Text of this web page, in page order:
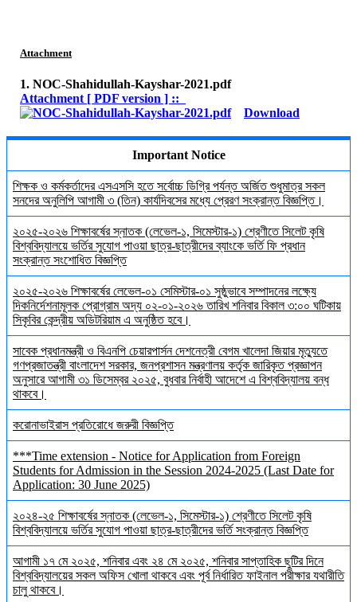
Attachment
1. NOC-Shahidullah-Kayshar-2021.pdf
Attachment [ PDF version ] ::
Download
Important Notice
শিক্ষক ও কর্মকর্তাদের এসএসসি হতে সর্বোচ্চ ডিগ্রি পর্যন্ত অর্জিত শুধুমাত্র সকল
সনদের অনুলিপি আগামী ৩ (তিন) কার্যদিবসের মধ্যে প্রেরণ সংক্রান্ত বিজ্ঞপ্তি।
২০২৫-২০২৬ শিক্ষাবর্ষের স্নাতক (লেভেল-১, সিমেস্টার-১) শ্রেণীতে সিলেট কৃষি
বিশ্ববিদ্যালয়ে ভর্তির সুযোগ পাওয়া ছাত্র-ছাত্রীদের ব্যাংকে ভর্তি ফি প্রধান
সংক্রান্ত সংশোধিত বিজ্ঞপ্তি
২০২৫-২০২৬ শিক্ষাবর্ষের লেভেল-০১ সেমিস্টার-০১ সুষ্ঠুভাবে সম্পাদনের লক্ষ্যে
দিকনির্দেশনামূলক প্রোগ্রাম অদ্য ০২-০১-২০২৬ তারিখ শনিবার বিকাল ৩:০০ ঘটিকায়
সিকৃবির কেন্দ্রীয় অডিটরিয়াম এ অনুষ্ঠিত হবে।
সাবেক প্রধানমন্ত্রী ও বিএনপি চেয়ারপার্সন দেশনেত্রী বেগম খালেদা জিয়ার মৃত্যুতে
গণপ্রজাতন্ত্রী বাংলাদেশ সরকার, জনপ্রশাসন মন্ত্রণালয় কর্তৃক জারিকৃত প্রজ্ঞাপন
অনুসারে আগামী ৩১ ডিসেম্বর ২০২৫, বুধবার নির্বাহী আদেশে এ বিশ্ববিদ্যালয় বন্ধ
থাকবে।
করোনাভাইরাস প্রতিরোধে জরুরী বিজ্ঞপ্তি
***Time extension - Notice for Application from Foreign
Students for Admission in the Session 2024-2025 (Last Date for
Application: 30 June 2025)
২০২৪-২৫ শিক্ষাবর্ষের স্নাতক (লেভেল-১, সিমেস্টার-১) শ্রেণীতে সিলেট কৃষি
বিশ্ববিদ্যালয়ে ভর্তির সুযোগ পাওয়া ছাত্র-ছাত্রীদের ভর্তি সংক্রান্ত বিজ্ঞপ্তি
আগামী ১৭ মে ২০২৫, শনিবার এবং ২৪ মে ২০২৫, শনিবার সাপ্তাহিক ছুটির দিনে
বিশ্ববিদ্যালয়ের সকল অফিস খোলা থাকবে এবং পূর্ব নির্ধারিত ফাইনাল পরীক্ষার যথারীতি
চালু থাকবে।